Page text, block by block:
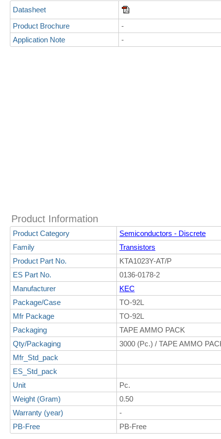
Datasheet
Product Brochure
-
Application Note
-
Product Information
Product Category
Semiconductors - Discrete
Family
Transistors
Product Part No.
KTA1023Y-AT/P
ES Part No.
0136-0178-2
Manufacturer
KEC
Package/Case
TO-92L
Mfr Package
TO-92L
Packaging
TAPE AMMO PACK
Qty/Packaging
3000 (Pc.) / TAPE AMMO
Mfr_Std_pack
ES_Std_pack
Unit
Pc.
Weight (Gram)
0.50
Warranty (year)
-
PB-Free
PB-Free